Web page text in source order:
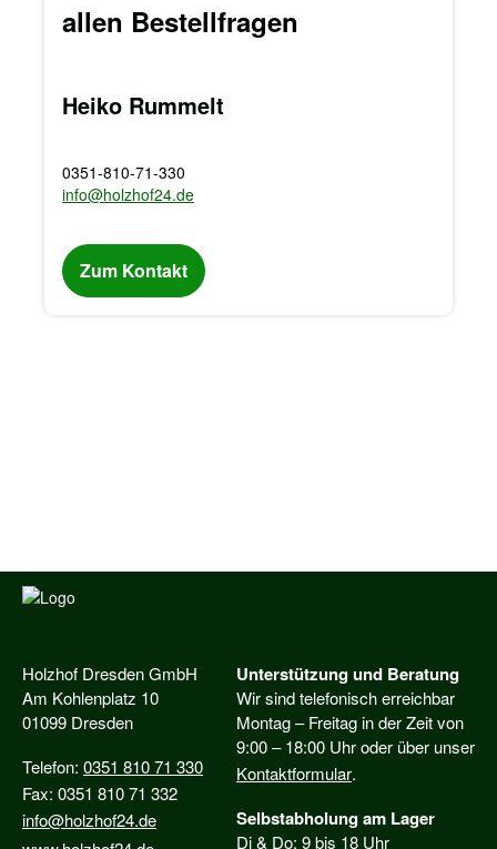
allen Bestellfragen
Heiko Rummelt
0351-810-71-330
info@holzhof24.de
Zum Kontakt
Holzhof Dresden GmbH
Am Kohlenplatz 10
01099 Dresden
Telefon: 0351 810 71 330
Fax: 0351 810 71 332
info@holzhof24.de
Unterstützung und Beratung
Wir sind telefonisch erreichbar
Montag – Freitag in der Zeit von
9:00 – 18:00 Uhr oder über unser
Kontaktformular.
Selbstabholung am Lager
Di & Do: 9 bis 18 Uhr